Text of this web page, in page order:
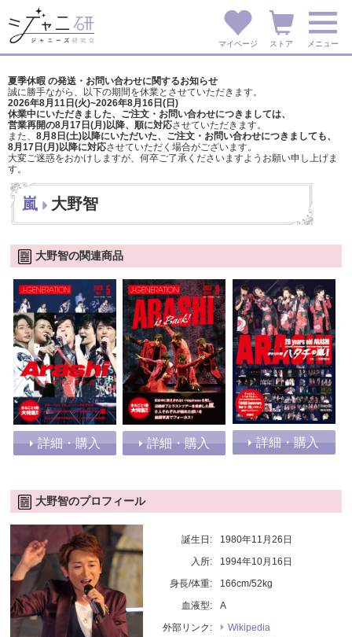
マイページ ストア メニュー
夏季休暇 の発送・お問い合わせに関するお知らせ
誠に勝手ながら、以下の期間を休業とさせていただきます。
2026年8月11日(火)~2026年8月16日(日)
休業中にいただきました、ご注文・お問い合わせにつきましては、
営業再開の8月17日(月)以降、順に対応させていただきます。
また、 8月8日(土)以降にいただいた、ご注文・ お問い合わせにつきましても、
8月17日(月)以降に対応させていただく場合がございます。
大変ご迷惑をおかけしますが、 何卒ご了承くださいますようお願い申し上げま
す。
嵐 大野智
大野智の関連商品
詳細・購入 詳細・購入 詳細・購入
大野智のプロフィール
誕生日:
1980年11月26日
入所:
1994年10月16日
身長/体重:
166cm/52kg
血液型:
A
外部リンク:
Wikipedia